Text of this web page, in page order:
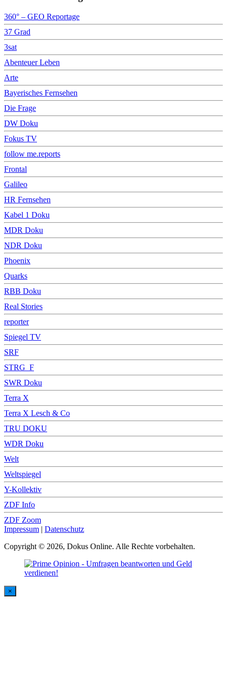
360° – GEO Reportage
37 Grad
3sat
Abenteuer Leben
Arte
Bayerisches Fernsehen
Die Frage
DW Doku
Fokus TV
follow me.reports
Frontal
Galileo
HR Fernsehen
Kabel 1 Doku
MDR Doku
NDR Doku
Phoenix
Quarks
RBB Doku
Real Stories
reporter
Spiegel TV
SRF
STRG_F
SWR Doku
Terra X
Terra X Lesch & Co
TRU DOKU
WDR Doku
Welt
Weltspiegel
Y-Kollektiv
ZDF Info
ZDF Zoom
Impressum | Datenschutz
Copyright © 2026, Dokus Online. Alle Rechte vorbehalten.
×